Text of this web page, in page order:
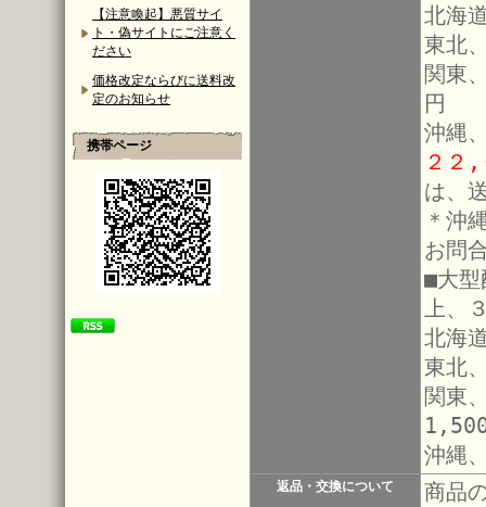
【注意喚起】悪質サイ
ト・偽サイトにご注意く
ださい
価格改定ならびに送料改
定のお知らせ
携帯ページ
北海
東北
関東
円
沖縄
２２,
は、
＊沖
お問
■大
上、
北海
東北
関東
沖縄
返品・交換について
商品